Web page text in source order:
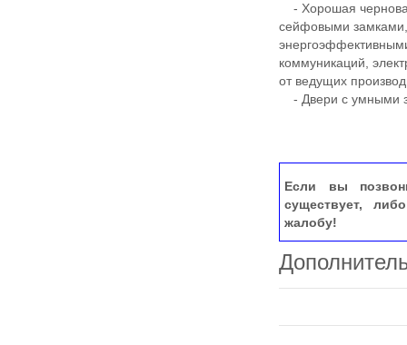
- Хорошая
сейфовыми
коммуникаций,
от ведущих
- Двери с умными
Если вы
существует,
жалобу!